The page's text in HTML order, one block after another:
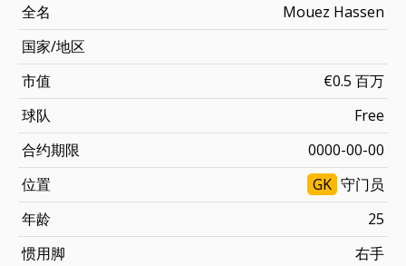
全名
Mouez Hassen
国家/地区
市值
€0.5 百万
球队
Free
合约期限
0000-00-00
位置
GK 守门员
年龄
25
惯用脚
右手